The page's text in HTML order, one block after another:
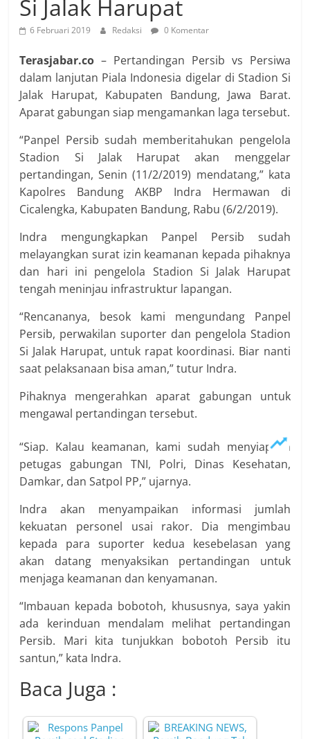
Si Jalak Harupat
6 Februari 2019 Redaksi 0 Komentar
Terasjabar.co – Pertandingan Persib vs Persiwa
dalam lanjutan Piala Indonesia digelar di Stadion Si
Jalak Harupat, Kabupaten Bandung, Jawa Barat.
Aparat gabungan siap mengamankan laga tersebut.
“Panpel Persib sudah memberitahukan pengelola
Stadion Si Jalak Harupat akan menggelar
pertandingan, Senin (11/2/2019) mendatang,” kata
Kapolres Bandung AKBP Indra Hermawan di
Cicalengka, Kabupaten Bandung, Rabu (6/2/2019).
Indra mengungkapkan Panpel Persib sudah
melayangkan surat izin keamanan kepada pihaknya
dan hari ini pengelola Stadion Si Jalak Harupat
tengah meninjau infrastruktur lapangan.
“Rencananya, besok kami mengundang Panpel
Persib, perwakilan suporter dan pengelola Stadion
Si Jalak Harupat, untuk rapat koordinasi. Biar nanti
saat pelaksanaan bisa aman,” tutur Indra.
Pihaknya mengerahkan aparat gabungan untuk
mengawal pertandingan tersebut.
“Siap. Kalau keamanan, kami sudah menyiapkan
petugas gabungan TNI, Polri, Dinas Kesehatan,
Damkar, dan Satpol PP,” ujarnya.
Indra akan menyampaikan informasi jumlah
kekuatan personel usai rakor. Dia mengimbau
kepada para suporter kedua kesebelasan yang
akan datang menyaksikan pertandingan untuk
menjaga keamanan dan kenyamanan.
“Imbauan kepada bobotoh, khususnya, saya yakin
ada kerinduan mendalam melihat pertandingan
Persib. Mari kita tunjukkan bobotoh Persib itu
santun,” kata Indra.
Baca Juga :